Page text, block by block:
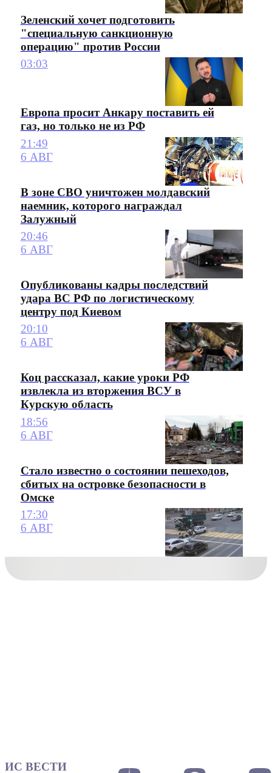
Зеленский хочет подготовить
"специальную санкционную
операцию" против России
03:03
Европа просит Анкару поставить ей
газ, но только не из РФ
21:49
6 АВГ
В зоне СВО уничтожен молдавский
наемник, которого награждал
Залужный
20:46
6 АВГ
Опубликованы кадры последствий
удара ВС РФ по логистическому
центру под Киевом
20:10
6 АВГ
Коц рассказал, какие уроки РФ
извлекла из вторжения ВСУ в
Курскую область
18:56
6 АВГ
Стало известно о состоянии пешеходов,
сбитых на островке безопасности в
Омске
17:30
6 АВГ
ИС ВЕСТИ